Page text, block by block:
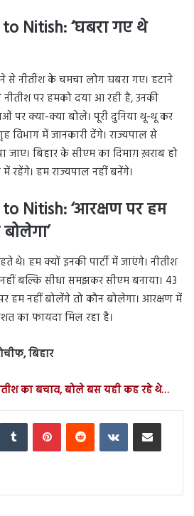
Nitish: ‘घबरा गए थे
नीतीश के चमचा लोग घबरा गए। हटाने
पर हमको दया आ रही है, उनकी
पर क्या-क्या बोले। पूरी दुनिया थू-थू कर
विभाग में जानकारी देंगे। राज्यपाल से
जाए। बिहार के सीएम का दिमाग़ ख़राब हो
रहेंगे। हम राज्यपाल नहीं बनेंगे।
Nitish: ‘आरक्षण पर हम
थे। हम क्यों इनकी पार्टी में जाएंगे। नीतीश
बल्कि सीधा समझकर सीएम बनाया। 43
हम नहीं बोलेंगे तो कौन बोलेगा। आरक्षण में
का फायदा मिल रहा है।
बिहार
का बचाव, बोले बस यही कह रहे थे…
Tumblr PinterestReddit VKontakteShare via Email